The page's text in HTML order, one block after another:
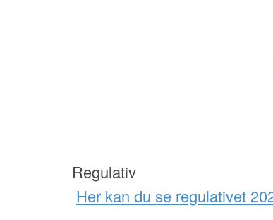
Regulativ
Her kan du se regulativet